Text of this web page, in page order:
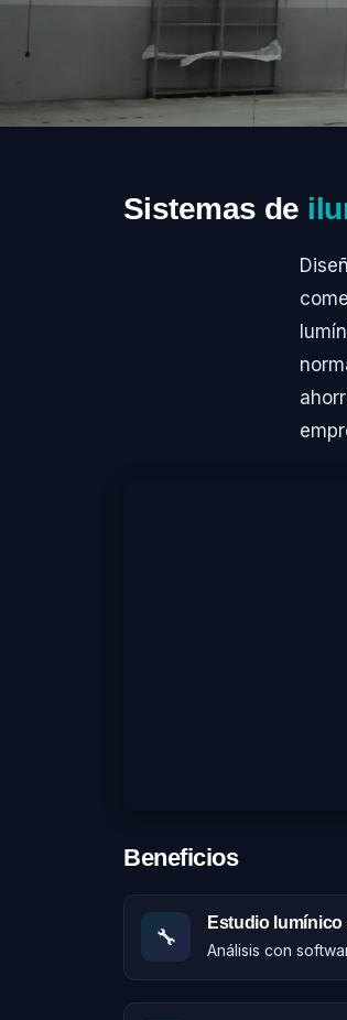
Sistemas de
Beneficios
🔧
Estudio lumínico
Análisis con